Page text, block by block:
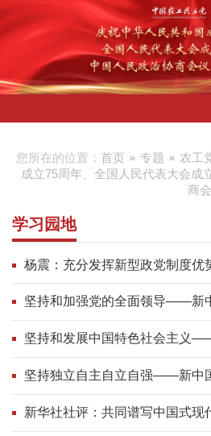
您所在的位置： 首页 专题
农工
成立75周年、全国人民代表大会成
商
学习园地
杨震：充分发挥新型政党制度优
奋进力量
坚持和加强党的全面领导——新
周年光辉历程经验与启示述评之
坚持和发展中国特色社会主义
立75周年光辉历程经验与启示述
坚持独立自主自立自强——新中
年光辉历程经验与启示述评之五
新华社社评：共同谱写中国式现
篇章——热烈庆祝中华人民共和